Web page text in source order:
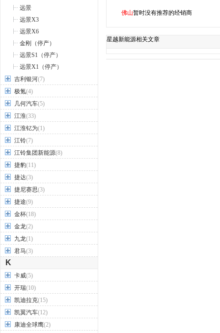
远景
远景X3
远景X6
金刚（停产）
远景S1（停产）
远景X1（停产）
吉利银河(7)
极氪(4)
几何汽车(5)
江淮(33)
江淮钇为(1)
江铃(7)
江铃集团新能源(8)
捷豹(11)
捷达(3)
捷尼赛思(3)
捷途(9)
金杯(18)
金龙(2)
九龙(1)
君马(3)
K
卡威(5)
开瑞(10)
凯迪拉克(15)
凯翼汽车(12)
康迪全球鹰(2)
佛山暂时没有推荐的经销商
星越新能源相关文章